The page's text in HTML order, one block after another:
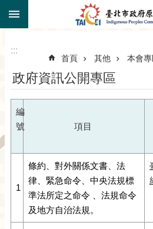
跳到主要內容區塊
:::
首頁 其他 本會
政府資訊公開專區
編
號
項目
1
條約、對外關係文書、法
律、緊急命令、中央法規標
準法所定之命令 、法規命令
及地方自治法規。